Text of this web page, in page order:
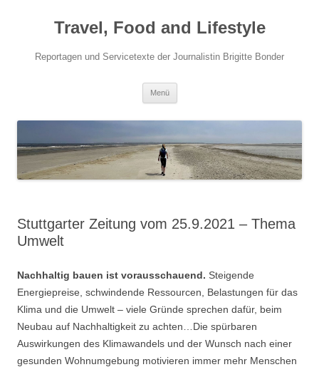
Travel, Food and Lifestyle
Reportagen und Servicetexte der Journalistin Brigitte Bonder
Menü
Stuttgarter Zeitung vom 25.9.2021 – Thema
Umwelt
Nachhaltig bauen ist vorausschauend. Steigende
Energiepreise, schwindende Ressourcen, Belastungen für das
Klima und die Umwelt – viele Gründe sprechen dafür, beim
Neubau auf Nachhaltigkeit zu achten…Die spürbaren
Auswirkungen des Klimawandels und der Wunsch nach einer
gesunden Wohnumgebung motivieren immer mehr Menschen